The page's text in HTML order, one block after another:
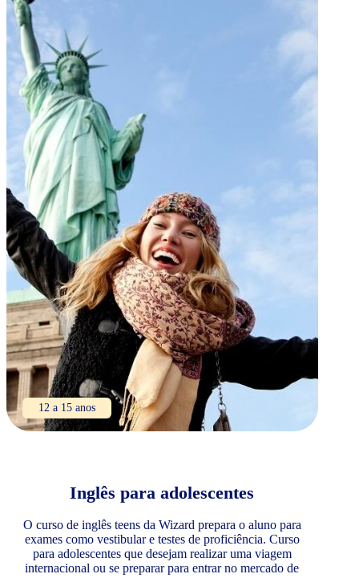
12 a 15 anos
Inglês para adolescentes
O curso de inglês teens da Wizard prepara o aluno para
exames como vestibular e testes de proficiência. Curso
para adolescentes que desejam realizar uma viagem
internacional ou se preparar para entrar no mercado de